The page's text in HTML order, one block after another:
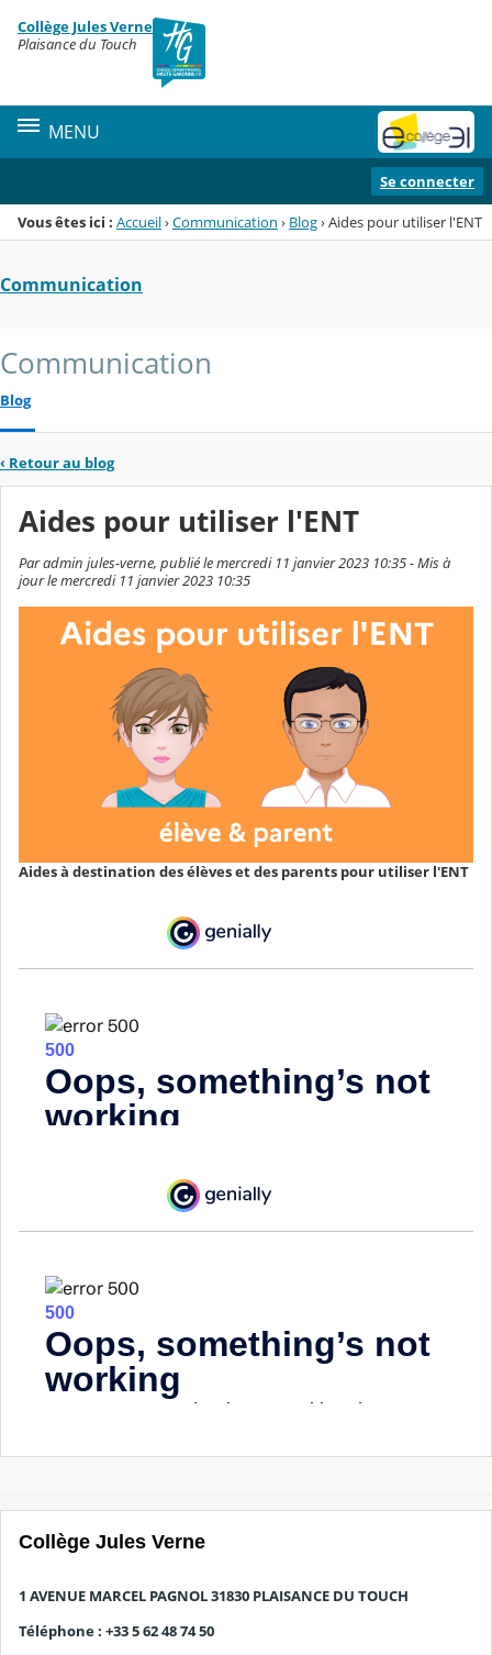
Menu de la rubrique
Contenu
Collège Jules Verne
Plaisance du Touch
MENU
Se connecter
Vous êtes ici : Accueil›Communication › Blog›Aides pour utiliser l'ENT
Communication
Communication
Blog
‹ Retour au blog
Aides pour utiliser l'ENT
Par admin jules-verne, publié le mercredi 11 janvier 2023 10:35 - Mis à
jour le mercredi 11 janvier 2023 10:35
Aides à destination des élèves et des parents pour utiliser l'ENT
Collège Jules Verne
1 AVENUE MARCEL PAGNOL 31830 PLAISANCE DU TOUCH
Téléphone : +33 5 62 48 74 50